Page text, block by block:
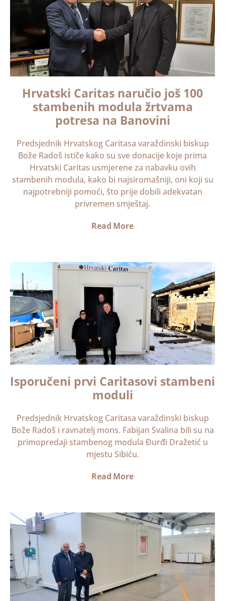
Hrvatski Caritas naručio još 100
stambenih modula žrtvama
potresa na Banovini
Predsjednik Hrvatskog Caritasa varaždinski biskup
Bože Radoš ističe kako su sve donacije koje prima
Hrvatski Caritas usmjerene za nabavku ovih
stambenih modula, kako bi najsiromašniji, oni koji su
najpotrebniji pomoći, što prije dobili adekvatan
privremen smještaj.
Read More
Isporučeni prvi Caritasovi stambeni
moduli
Predsjednik Hrvatskog Caritasa varaždinski biskup
Bože Radoš i ravnatelj mons. Fabijan Svalina bili su na
primopredaji stambenog modula Đurđi Dražetić u
mjestu Sibiću.
Read More